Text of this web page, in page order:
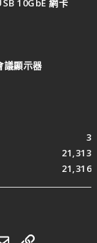
10GbE 網卡
議顯示器
3
21,313
21,316